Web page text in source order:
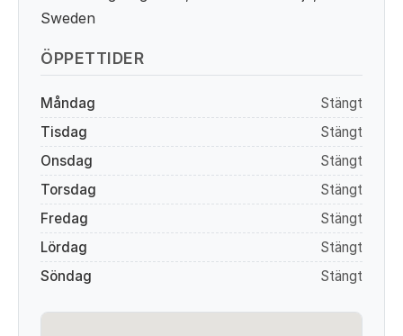
Sweden
ÖPPETTIDER
Måndag
Stängt
Tisdag
Stängt
Onsdag
Stängt
Torsdag
Stängt
Fredag
Stängt
Lördag
Stängt
Söndag
Stängt